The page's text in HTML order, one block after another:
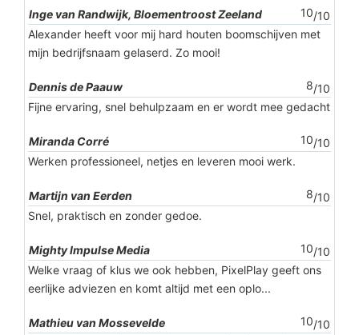
Inge van Randwijk, Bloementroost Zeeland 10/10
Alexander heeft voor mij hard houten boomschijven met
mijn bedrijfsnaam gelaserd. Zo mooi!
Dennis de Paauw 8/10
Fijne ervaring, snel behulpzaam en er wordt mee gedacht
Miranda Corré 10/10
Werken professioneel, netjes en leveren mooi werk.
Martijn van Eerden 8/10
Snel, praktisch en zonder gedoe.
Mighty Impulse Media 10/10
Welke vraag of klus we ook hebben, PixelPlay geeft ons
eerlijke adviezen en komt altijd met een oplo...
Mathieu van Mossevelde 10/10